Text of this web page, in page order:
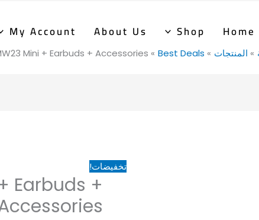
Home
Shop
About Us
My Account
المنتجات Best Deals
Mini + Earbuds + Accessories
تخفيضات!
Earbuds +
1,750EGP.
هو:
Modio
Mini